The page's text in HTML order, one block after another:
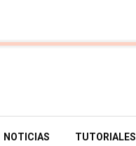
NOTICIAS TUTORIALES